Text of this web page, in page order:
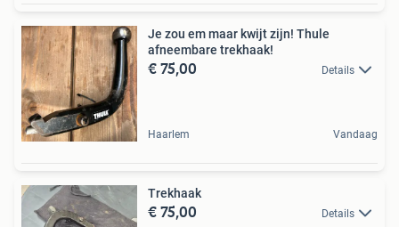
Je zou em maar kwijt zijn! Thule
afneembare trekhaak!
€ 75,00 Details
Haarlem Vandaag
Trekhaak
€ 75,00 Details